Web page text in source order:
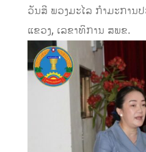
ວັນສີ ພວງມະໄລ ກໍາມະການ
ແຂວງ, ເລຂາທິການ ສພຂ.